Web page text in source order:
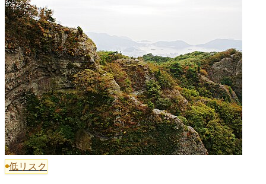
低リスク